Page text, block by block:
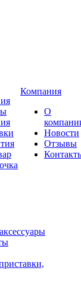
Компания
О
Новости
Отзывы